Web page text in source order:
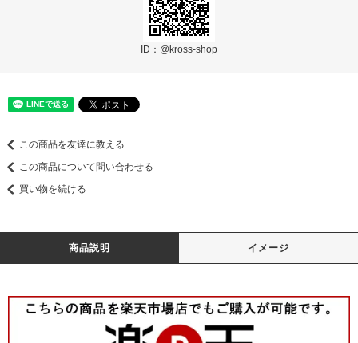
ID：@kross-shop
この商品を友達に教える
この商品について問い合わせる
買い物を続ける
商品説明 イメージ